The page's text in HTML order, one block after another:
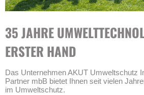
35 JAHRE
ERSTER HAND
Das Unternehmen AKUT Umweltschutz
Partner mbB bietet Ihnen seit vielen
im Umweltschutz.